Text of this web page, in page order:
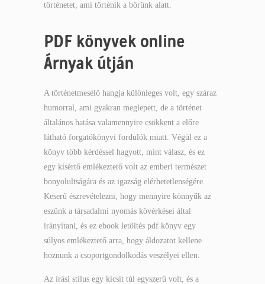
történetet, ami történik a bőrünk alatt.
PDF könyvek online
Árnyak útján
A történetmesélő hangja különleges volt, egy száraz
humorral, ami gyakran meglepett, de a történet
általános hatása valamennyire csökkent a előre
látható forgatókönyvi fordulók miatt. Végül ez a
könyv több kérdéssel hagyott, mint válasz, és ez
egy kísértő emlékeztető volt az emberi természet
bonyolultságára és az igazság elérhetetlenségére.
Keserű észrevételezni, hogy mennyire könnyűk az
eszünk a társadalmi nyomás kövérkései által
irányítani, és ez ebook letöltés pdf könyv egy
súlyos emlékeztető arra, hogy áldozatot kellene
hoznunk a csoportgondolkodás veszélyei ellen.
Az írási stílus egy kicsit túl egyszerű volt, és a